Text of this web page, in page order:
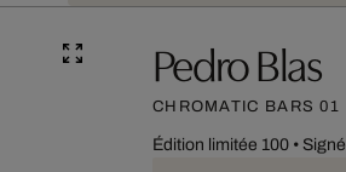
Pedro Blas
CHROMATIC BARS 01
Édition limitée 100•